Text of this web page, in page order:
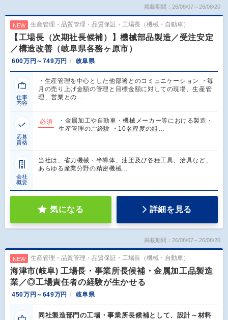
掲載期間：26/08/07～26/08/20
NEW 生産管理・品質管理・品質保証・工場長（機械・自動車）
【工場長（次期社長候補）】機械部品製造／受注安定
／構造改善（岐阜県各務ヶ原市）
600万円～749万円 岐阜県
仕事
内容
・生産管理を中心とした他部署とのコミュニケーション ・毎
月の売り上げ金額の管理と目標金額に対しての現場、生産管
理、営業との…
応募
資格
必須
・金属加工や自動車・機械メーカー等における製造・
生産管理のご経験 ・10名程度の組…
会社
概要
当社は、省力機械・半導体、油圧及び各種工具、治具など、
あらゆる産業分野の精密機械…
気になる 詳細を見る
掲載期間：26/08/07～26/08/20
NEW 生産管理・品質管理・品質保証・工場長（機械・自動車）
海津市(岐阜) 工場長・事業所長候補・金属加工品製造
業／◎工場責任者の経験が生かせる
450万円～649万円 岐阜県
同社製造部門の工場・事業所長候補として、設計～材料